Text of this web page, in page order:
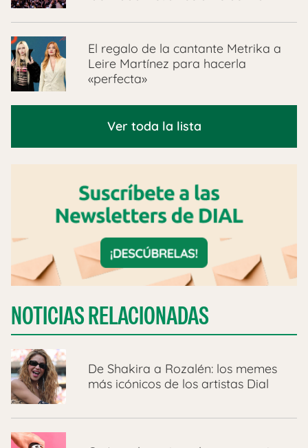
El regalo de la cantante Metrika a
Leire Martínez para hacerla
«perfecta»
Ver toda la lista
NOTICIAS RELACIONADAS
De Shakira a Rozalén: los memes
más icónicos de los artistas Dial